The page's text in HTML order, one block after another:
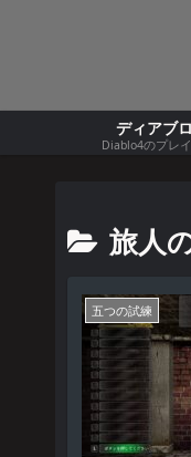
ディアブ
Diablo4のプレ
旅人
五つの試練